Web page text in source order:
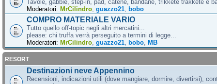
Tavole, gabbie, step-in, pad, catene, bandane, trikkete trakkete e
Moderatori: MrCilindro guazzo21 bobo
COMPRO MATERIALE VARIO
Tutto quello off-topic negli altri mercatini...
please: chi truffa verrà perseguito a termini di legge...
Moderatori: MrCilindro guazzo21 bobo MB
RESORT
Destinazioni neve Appennino
Recensioni, indicazioni utili (dove mangiare, dormire, divertirsi),